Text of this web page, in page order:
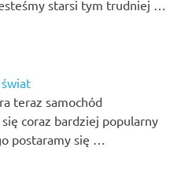
starsi tym trudniej …
teraz samochód
coraz bardziej popularny
postaramy się …